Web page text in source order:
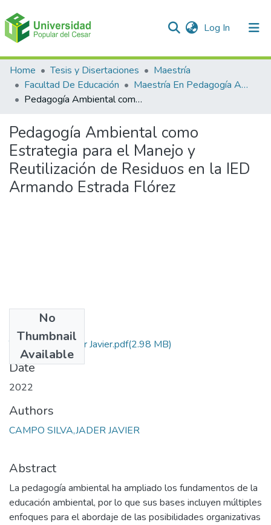
Log In (current)
Communities & Collections
All of DSpace
Home Tesis y Disertaciones
Maestría
Facultad De Educación
Maestría En Pedagogía Ambiental Para El desarrollo Sostenible
Pedagogía Ambiental como Estrategia para el Manejo y Reutilización de Residuos en la IED Armando Estrada Flórez
Pedagogía Ambiental como
Estrategia para el Manejo y
Reutilización de Residuos en la IED
Armando Estrada Flórez
No
Thumbnail
Available
Tesis Campo Jader Javier.pdf(2.98 MB)
Date
2022
Authors
CAMPO SILVA,JADER JAVIER
Abstract
La pedagogía ambiental ha ampliado los fundamentos de la
educación ambiental, por lo que sus bases incluyen múltiples
enfoques para el abordaje de las posibilidades organizativas